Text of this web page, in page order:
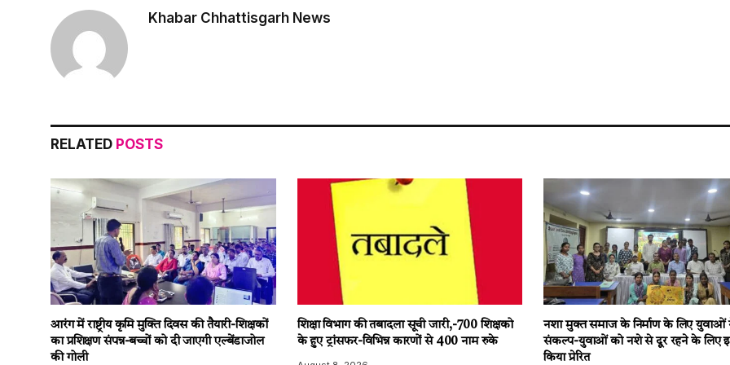
Khabar Chhattisgarh News
RELATED POSTS
आरंग में राष्ट्रीय कृमि मुक्ति दिवस की तैयारी-शिक्षकों
का प्रशिक्षण संपन्न-बच्चों को दी जाएगी एल्बेंडाजोल
की गोली
शिक्षा विभाग की तबादला सूची जारी,-700 शिक्षको
के हुए ट्रांसफर-विभिन्न कारणों से 400 नाम रुके
नशा मुक्त समाज के निर्माण के लिए युवाओं
संकल्प-युवाओं को नशे से दूर रहने के लिए
किया प्रेरित